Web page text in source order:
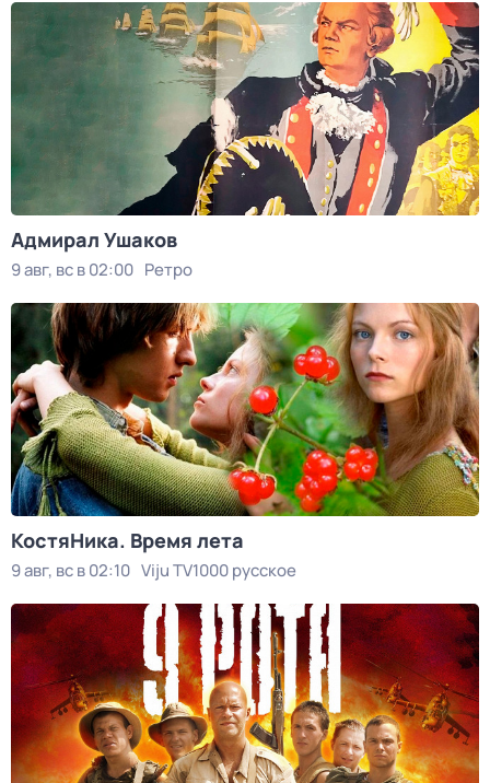
Адмирал Ушаков
9 авг, вс в 02:00 Ретро
КостяНика. Время лета
9 авг, вс в 02:10 Viju TV1000 русское